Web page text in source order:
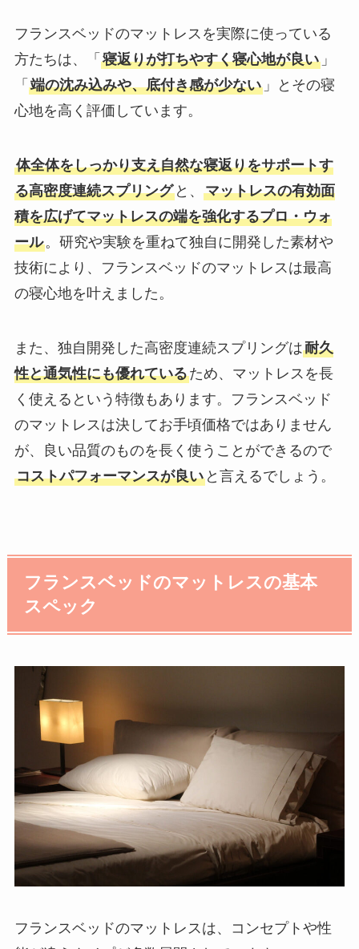
フランスベッドのマットレスを実際に使っている
方たちは、「 寝返りが打ちやすく寝心地が良い」
「 端の沈み込みや、底付き感が少ない」とその寝
心地を高く評価しています。
体全体をしっかり支え自然な寝返りをサポートす
る高密度連続スプリングと、 マットレスの有効面
積を広げてマットレスの端を強化するプロ・ウォ
ール。研究や実験を重ねて独自に開発した素材や
技術により、フランスベッドのマットレスは最高
の寝心地を叶えました。
また、独自開発した高密度連続スプリングは耐久
性と通気性にも優れているため、マットレスを長
く使えるという特徴もあります。フランスベッド
のマットレスは決してお手頃価格ではありません
が、良い品質のものを長く使うことができるので
コストパフォーマンスが良いと言えるでしょう。
フランスベッドのマットレスの基本
スペック
フランスベッドのマットレスは、コンセプトや性